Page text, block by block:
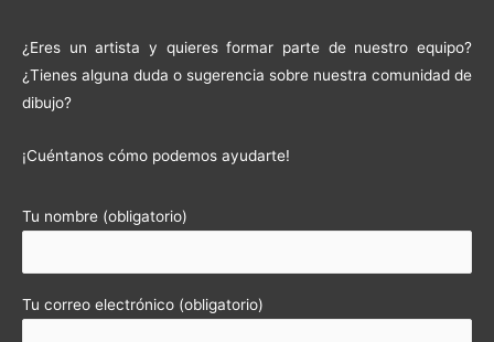
¿Eres un artista y quieres formar parte de nuestro equipo?
¿Tienes alguna duda o sugerencia sobre nuestra comunidad de
dibujo?
¡Cuéntanos cómo podemos ayudarte!
Tu nombre (obligatorio)
Tu correo electrónico (obligatorio)